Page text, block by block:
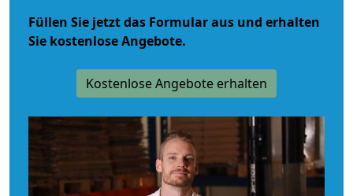
Füllen Sie jetzt das Formular aus und erhalten
Sie kostenlose Angebote.
Kostenlose Angebote erhalten